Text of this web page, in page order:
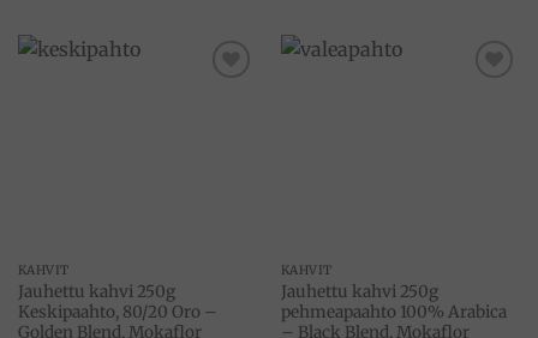
KAHVIT
Jauhettu kahvi 250g
Keskipaahto, 80/20 Oro –
Golden Blend, Mokaflor
KAHVIT
Jauhettu kahvi 250g
pehmeapaahto 100% Arabica
– Black Blend, Mokaflor